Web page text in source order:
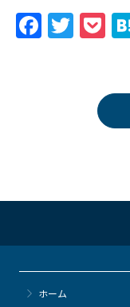
F
k
T
er
P
k
et
ホーム